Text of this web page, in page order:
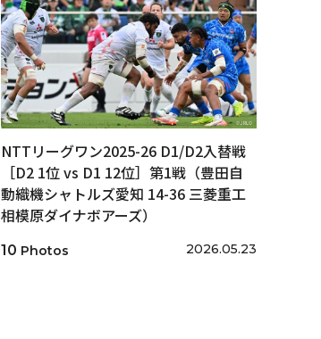
NTTリーグワン2025-26 D1/D2入替戦
［D2 1位 vs D1 12位］第1戦（豊田自
動織機シャトルズ愛知 14-36 三菱重工
相模原ダイナボアーズ）
10 Photos 2026.05.23